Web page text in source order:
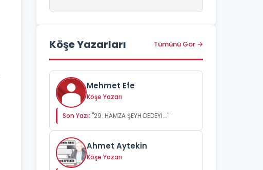
Köşe Yazarları Tümünü Gör →
Mehmet Efe
Köşe Yazarı
Son Yazı: "29. HAMZA ŞEYH DEDEYİ..."
Ahmet Aytekin
Köşe Yazarı